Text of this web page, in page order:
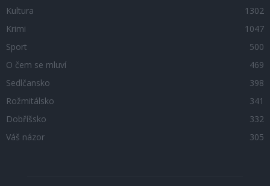
Kultura
1302
Krimi
1047
Sport
500
O čem se mluví
469
Sedlčansko
398
Rožmitálsko
341
Dobříšsko
332
Váš názor
305